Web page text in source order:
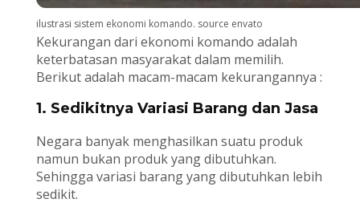
ilustrasi sistem ekonomi komando. source envato
Kekurangan dari ekonomi komando adalah
keterbatasan masyarakat dalam memilih.
Berikut adalah macam-macam kekurangannya :
1. Sedikitnya Variasi Barang dan Jasa
Negara banyak menghasilkan suatu produk
namun bukan produk yang dibutuhkan.
Sehingga variasi barang yang dibutuhkan lebih
sedikit.